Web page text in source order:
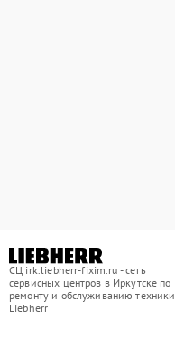
СЦ irk.liebherr-fixim.ru - сеть
сервисных центров в Иркутске по
ремонту и обслуживанию техники
Liebherr